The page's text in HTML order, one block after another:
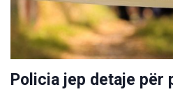
Policia jep detaje për